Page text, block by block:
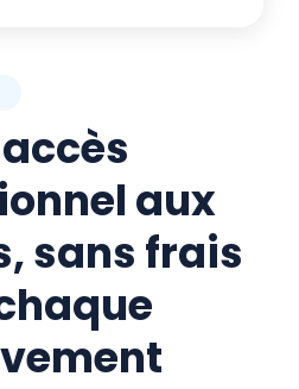
aux
sans frais